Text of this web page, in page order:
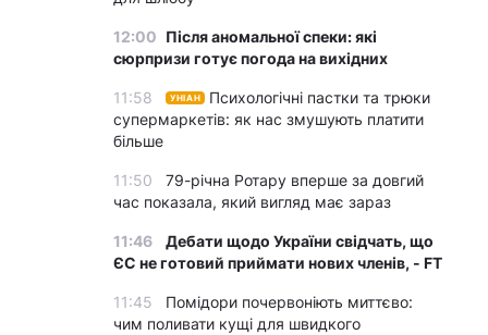
12:00 Після аномальної спеки: які
сюрпризи готує погода на вихідних
11:58 УНІАН
Психологічні пастки та трюки
супермаркетів: як нас змушують платити
більше
11:50
79-річна Ротару вперше за довгий
час показала, який вигляд має зараз
11:46
Дебати щодо України свідчать, що
ЄС не готовий приймати нових членів, - FT
11:45
Помідори почервоніють миттєво:
чим поливати кущі для швидкого